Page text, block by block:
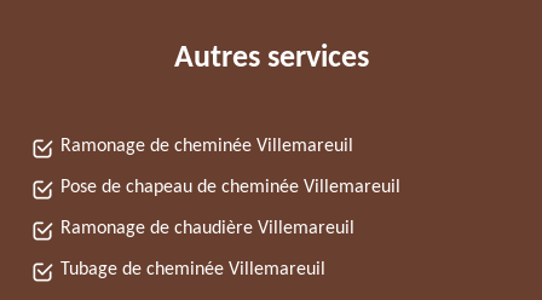
Autres services
Ramonage de cheminée Villemareuil
Pose de chapeau de cheminée Villemareuil
Ramonage de chaudière Villemareuil
Tubage de cheminée Villemareuil